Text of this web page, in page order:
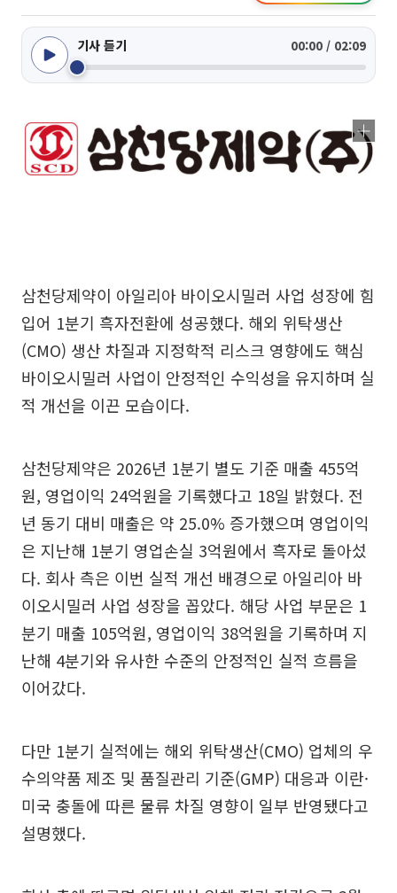
기사 듣기 00:00 / 02:09
삼천당제약이 아일리아 바이오시밀러 사업 성장에 힘
입어 1분기 흑자전환에 성공했다. 해외 위탁생산
(CMO) 생산 차질과 지정학적 리스크 영향에도 핵심
바이오시밀러 사업이 안정적인 수익성을 유지하며 실
적 개선을 이끈 모습이다.
삼천당제약은 2026년 1분기 별도 기준 매출 455억
원, 영업이익 24억원을 기록했다고 18일 밝혔다. 전
년 동기 대비 매출은 약 25.0% 증가했으며 영업이익
은 지난해 1분기 영업손실 3억원에서 흑자로 돌아섰
다. 회사 측은 이번 실적 개선 배경으로 아일리아 바
이오시밀러 사업 성장을 꼽았다. 해당 사업 부문은 1
분기 매출 105억원, 영업이익 38억원을 기록하며 지
난해 4분기와 유사한 수준의 안정적인 실적 흐름을
이어갔다.
다만 1분기 실적에는 해외 위탁생산(CMO) 업체의 우
수의약품 제조 및 품질관리 기준(GMP) 대응과 이란·
미국 충돌에 따른 물류 차질 영향이 일부 반영됐다고
설명했다.